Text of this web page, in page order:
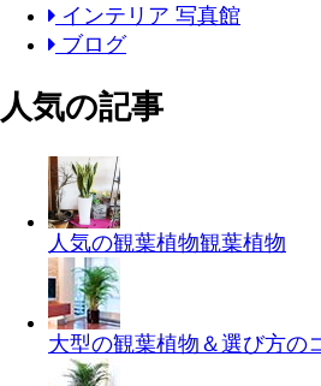
インテリア 写真館
ブログ
人気の記事
人気の観葉植物観葉植物
大型の観葉植物＆選び方の